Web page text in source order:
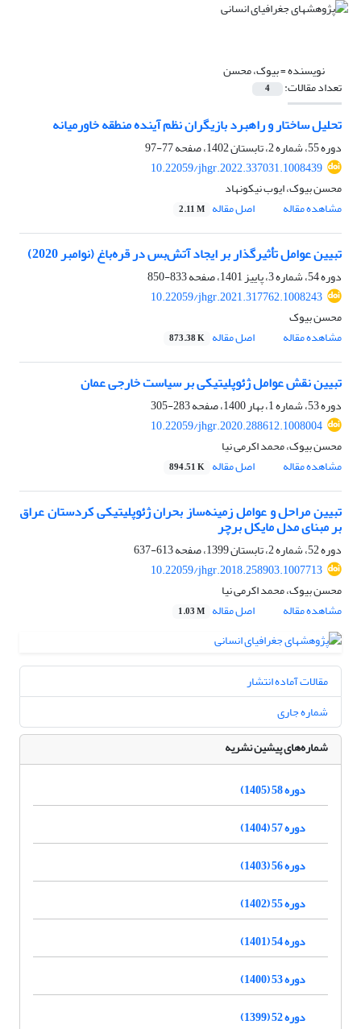
نویسنده =بیوک، محسن
تعداد مقالات: 4
تحلیل ساختار و راهبرد بازیگران نظم آینده منطقه خاورمیانه
دوره 55، شماره 2، تابستان 1402، صفحه
77-97
10.22059/jhgr.2022.337031.1008439
محسن بیوک، ایوب نیکونهاد
مشاهده مقاله
اصل مقاله 2.11 M
تبیین عوامل تأثیرگذار بر ایجاد آتش‌بس در قره‌باغ (نوامبر 2020)
دوره 54، شماره 3، پاییز 1401، صفحه
833-850
10.22059/jhgr.2021.317762.1008243
محسن بیوک
مشاهده مقاله
اصل مقاله 873.38 K
تبیین نقش عوامل ژئوپلیتیکی بر سیاست خارجی عمان
دوره 53، شماره 1، بهار 1400، صفحه
283-305
10.22059/jhgr.2020.288612.1008004
محسن بیوک، محمد اکرمی نیا
مشاهده مقاله
اصل مقاله 894.51 K
تبیین مراحل و عوامل‌ زمینه‌ساز بحران ژئوپلیتیکی کردستان عراق
بر مبنای مدل مایکل برچر
دوره 52، شماره 2، تابستان 1399، صفحه
613-637
10.22059/jhgr.2018.258903.1007713
محسن بیوک، محمد اکرمی نیا
مشاهده مقاله
اصل مقاله 1.03 M
مقالات آماده انتشار
شماره جاری
شماره‌های پیشین نشریه
دوره 58 (1405)
دوره 57 (1404)
دوره 56 (1403)
دوره 55 (1402)
دوره 54 (1401)
دوره 53 (1400)
دوره 52 (1399)